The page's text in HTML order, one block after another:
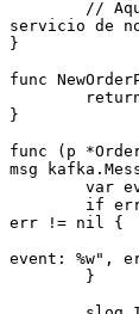
servicio de
}
func
}
func (p *
msg
kafka .
	var
	if
err
!= nil
{
event: %w" ,
	}